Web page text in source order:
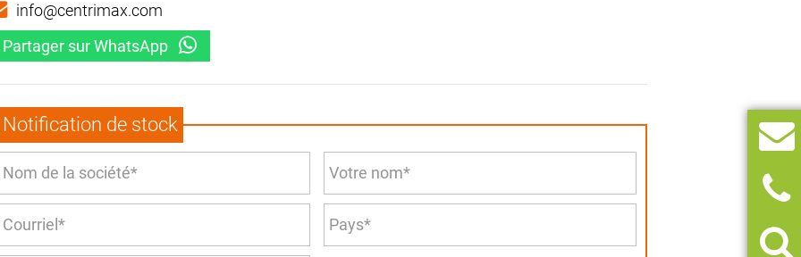
info@centrimax.com
Partager sur WhatsApp
Notification de stock